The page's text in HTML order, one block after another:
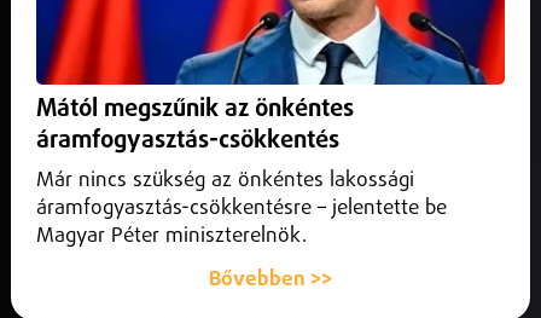
Mától megszűnik az önkéntes
áramfogyasztás-csökkentés
Már nincs szükség az önkéntes lakossági
áramfogyasztás-csökkentésre – jelentette be
Magyar Péter miniszterelnök.
Bővebben >>